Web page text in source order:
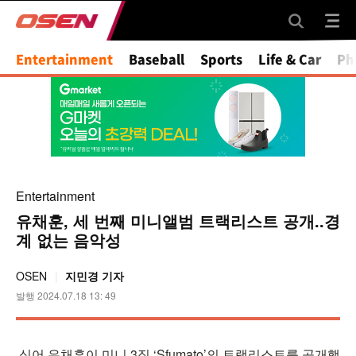
Entertainment Baseball Sports Life & Car
Entertainment
유채훈, 세 번째 미니앨범 트랙리스트 공개..경
계 없는 음악성
OSEN 지민경 기자
발행 2024.07.18 13: 49